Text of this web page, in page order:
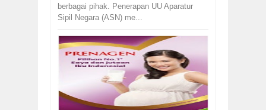
berbagai pihak. Penerapan UU Aparatur
Sipil Negara (ASN) me...